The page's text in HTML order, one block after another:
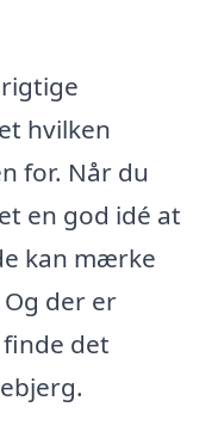
hvilken
for. Når du
en god idé at
kan mærke
der er
det